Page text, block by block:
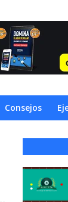
Consejos